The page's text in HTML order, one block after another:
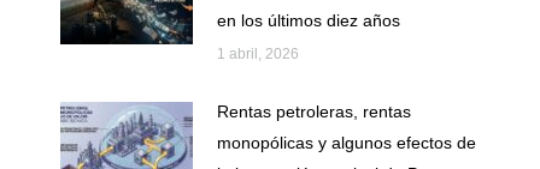
en los últimos diez años
1 abril, 2026
Rentas petroleras, rentas
monopólicas y algunos efectos de